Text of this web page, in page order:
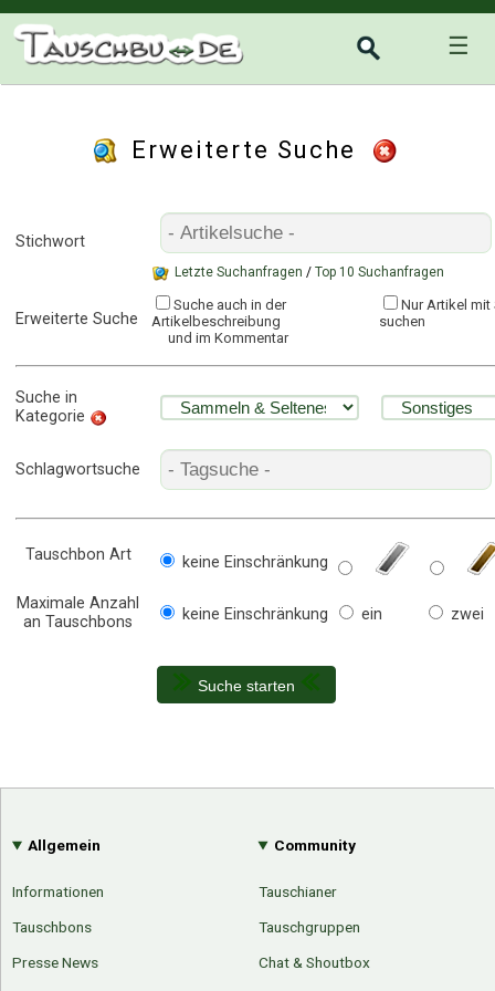
☰
Erweiterte Suche
Stichwort
Letzte Suchanfragen / Top 10 Suchanfragen
Erweiterte Suche
Suche auch in der
Artikelbeschreibung
und im Kommentar
Nur Artikel
suchen
Suche in
Kategorie
Schlagwortsuche
Tauschbon Art keine Einschränkung
Maximale Anzahl
an Tauschbons
keine Einschränkung ein zwei
Suche starten
Allgemein
Informationen
Tauschbons
Presse News
Community
Tauschianer
Tauschgruppen
Chat & Shoutbox